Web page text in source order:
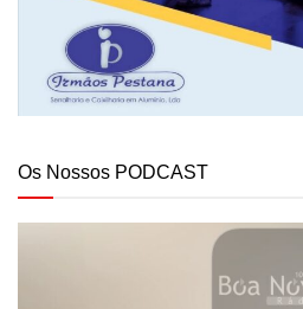
Os Nossos PODCAST